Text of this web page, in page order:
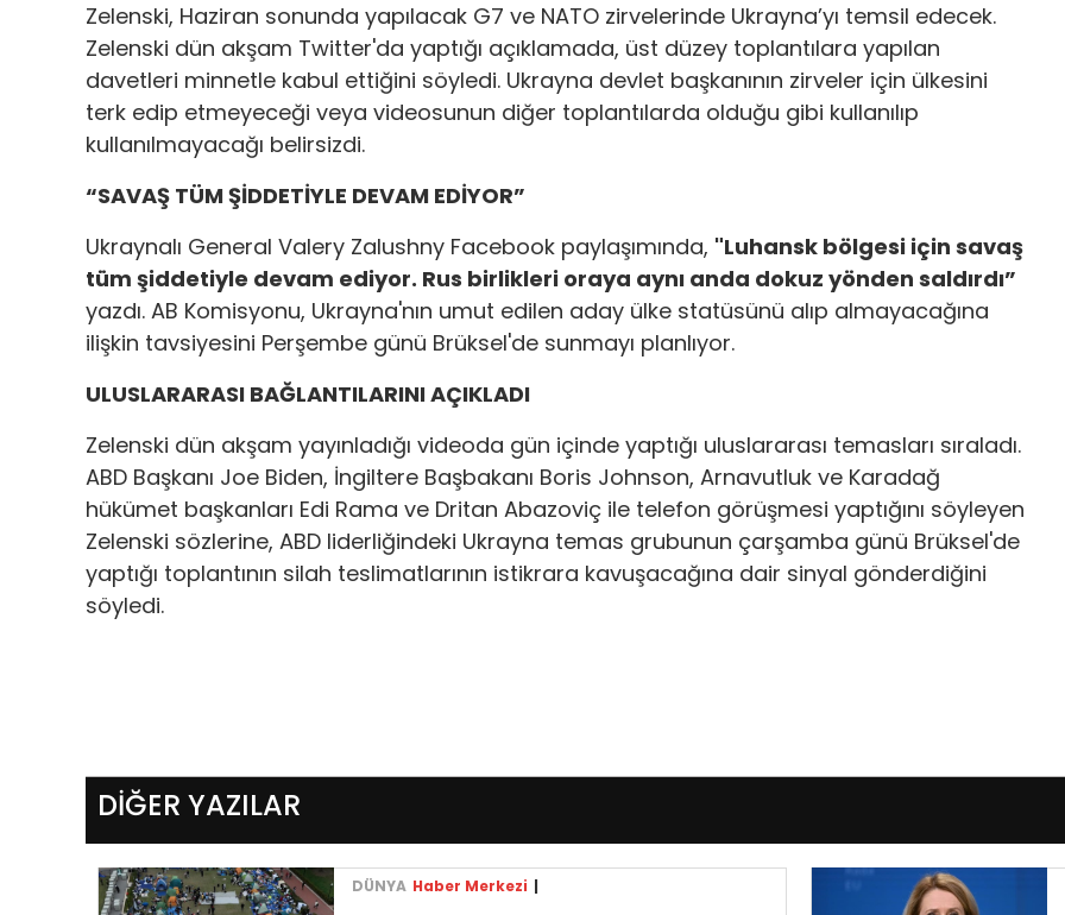
Zelenski, Haziran sonunda yapılacak G7 ve NATO zirvelerinde Ukrayna’yı temsil edecek.
Zelenski dün akşam Twitter'da yaptığı açıklamada, üst düzey toplantılara yapılan
davetleri minnetle kabul ettiğini söyledi. Ukrayna devlet başkanının zirveler için ülkesini
terk edip etmeyeceği veya videosunun diğer toplantılarda olduğu gibi kullanılıp
kullanılmayacağı belirsizdi.
“SAVAŞ TÜM ŞİDDETİYLE DEVAM EDİYOR”
Ukraynalı General Valery Zalushny Facebook paylaşımında, "Luhansk bölgesi için savaş
tüm şiddetiyle devam ediyor. Rus birlikleri oraya aynı anda dokuz yönden saldırdı”
yazdı. AB Komisyonu, Ukrayna'nın umut edilen aday ülke statüsünü alıp almayacağına
ilişkin tavsiyesini Perşembe günü Brüksel'de sunmayı planlıyor.
ULUSLARARASI BAĞLANTILARINI AÇIKLADI
Zelenski dün akşam yayınladığı videoda gün içinde yaptığı uluslararası temasları sıraladı.
ABD Başkanı Joe Biden, İngiltere Başbakanı Boris Johnson, Arnavutluk ve Karadağ
hükümet başkanları Edi Rama ve Dritan Abazoviç ile telefon görüşmesi yaptığını söyleyen
Zelenski sözlerine, ABD liderliğindeki Ukrayna temas grubunun çarşamba günü Brüksel'de
yaptığı toplantının silah teslimatlarının istikrara kavuşacağına dair sinyal gönderdiğini
söyledi.
DİĞER YAZILAR
DÜNYA Haber Merkezi |